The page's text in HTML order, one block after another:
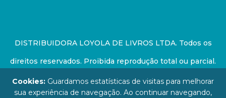
DISTRIBUIDORA LOYOLA DE LIVROS LTDA. Todos os
direitos reservados. Proibida reprodução total ou parcial.
Preços e estoque sujeito a alterações sem aviso prévio.
Cookies: Guardamos estatísticas de visitas para melhorar
sua experiência de navegação. Ao continuar navegando,